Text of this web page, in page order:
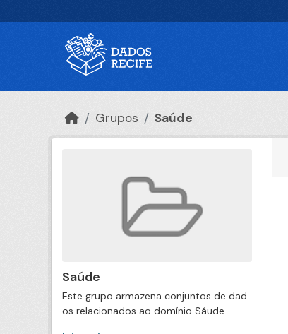
Grupos Saúde
Saúde
Este grupo armazena conjuntos de dad
os relacionados ao domínio Sáude.